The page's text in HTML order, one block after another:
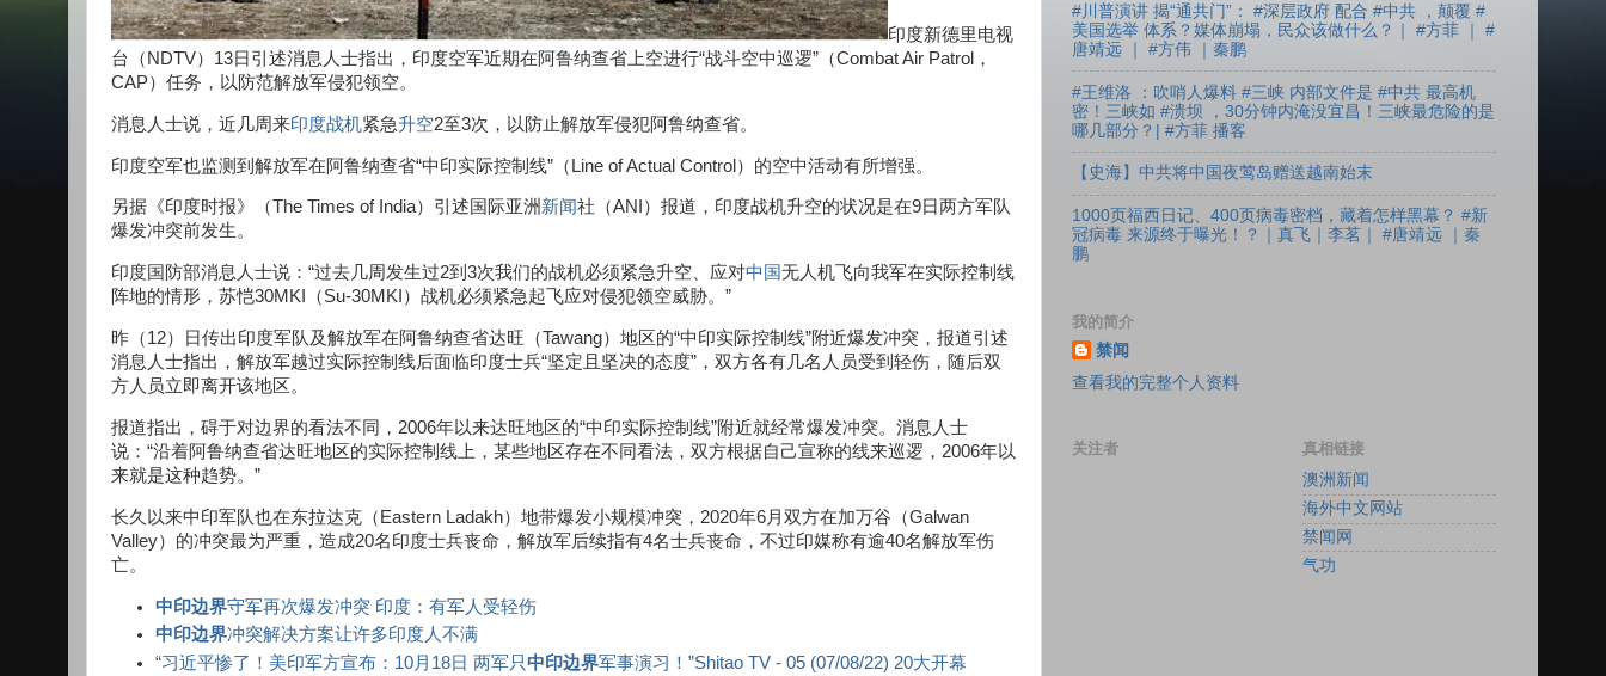
印度新德里电视
台（NDTV）13日引述消息人士指出，印度空军近期在阿鲁纳查省上空进行“战斗空中巡逻”（Combat Air Patrol，
CAP）任务，以防范解放军侵犯领空。
消息人士说，近几周来印度战机紧急升空2至3次，以防止解放军侵犯阿鲁纳查省。
印度空军也监测到解放军在阿鲁纳查省“中印实际控制线”（Line of Actual Control）的空中活动有所增强。
另据《印度时报》（The Times of India）引述国际亚洲 新闻社（ANI）报道，印度战机升空的状况是在9日两方军队
爆发冲突前发生。
印度国防部消息人士说：“过去几周发生过2到3次我们的战机必须紧急升空、应对中国无人机飞向我军在实际控制线
阵地的情形，苏恺30MKI（Su-30MKI）战机必须紧急起飞应对侵犯领空威胁。”
昨（12）日传出印度军队及解放军在阿鲁纳查省达旺（Tawang）地区的“中印实际控制线”附近爆发冲突，报道引述
消息人士指出，解放军越过实际控制线后面临印度士兵“坚定且坚决的态度”，双方各有几名人员受到轻伤，随后双
方人员立即离开该地区。
报道指出，碍于对边界的看法不同，2006年以来达旺地区的“中印实际控制线”附近就经常爆发冲突。消息人士
说：“沿着阿鲁纳查省达旺地区的实际控制线上，某些地区存在不同看法，双方根据自己宣称的线来巡逻，2006年以
来就是这种趋势。”
长久以来中印军队也在东拉达克（Eastern Ladakh）地带爆发小规模冲突，2020年6月双方在加万谷（Galwan
Valley）的冲突最为严重，造成20名印度士兵丧命，解放军后续指有4名士兵丧命，不过印媒称有逾40名解放军伤
亡。
中印边界守军再次爆发冲突 印度：有军人受轻伤
中印边界冲突解决方案让许多印度人不满
“习近平惨了！美印军方宣布：10月18日 两军只中印边界军事演习！”Shitao TV - 05 (07/08/22) 20大开幕
#川普演讲 揭“通共门”： #深层政府 配合 #中共 ，颠覆 #
美国选举 体系？媒体崩塌，民众该做什么？｜ #方菲 ｜ #
唐靖远 ｜ #方伟 ｜秦鹏
#王维洛 ：吹哨人爆料 #三峡 内部文件是 #中共 最高机
密！三峡如 #溃坝 ，30分钟内淹没宜昌！三峡最危险的是
哪几部分？| #方菲 播客
【史海】中共将中国夜莺岛赠送越南始末
1000页福西日记、400页病毒密档，藏着怎样黑幕？ #新
冠病毒 来源终于曝光！？｜真飞｜李茗｜ #唐靖远 ｜秦
鹏
我的简介
禁闻
查看我的完整个人资料
关注者
真相链接
澳洲新闻
海外中文网站
禁闻网
气功